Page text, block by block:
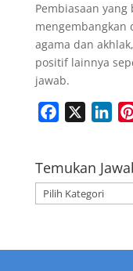
Pembiasaan
agama dan
positif lainnya
jawab.
e
b
k
k
n
Temukan
Temukan
Jawabanmu